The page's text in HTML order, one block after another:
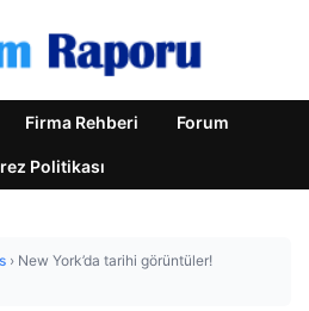
Firma Rehberi Forum
Politikası
› New York’da tarihi görüntüler!